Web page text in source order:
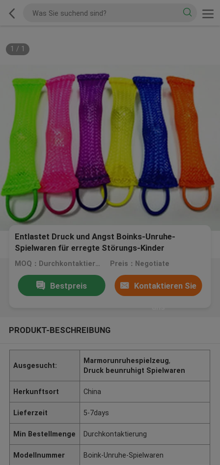
1 / 1
Entlastet Druck und Angst Boinks-Unruhe-
Spielwaren für erregte Störungs-Kinder
MOQ：Durchkontaktierung Preis：Negotiate
Bestpreis Kontaktieren Sie
PRODUKT-BESCHREIBUNG
Ausgesucht:
Marmorunruhespielzeug,
Druck beunruhigt Spielwaren
Herkunftsort China
Lieferzeit 5-7days
Min Bestellmenge Durchkontaktierung
Modellnummer Boink-Unruhe-Spielwaren